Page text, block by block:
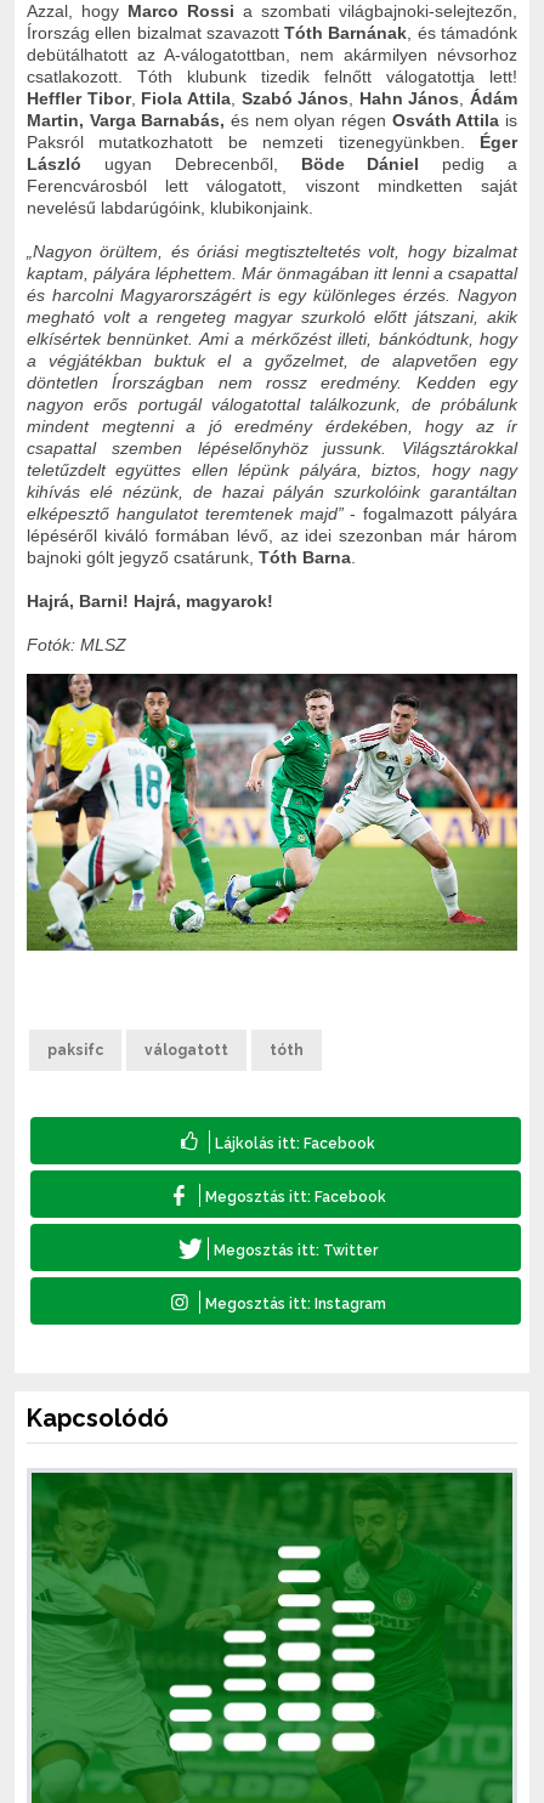
Azzal, hogy Marco Rossi a szombati világbajnoki-selejtezőn,
Írország ellen bizalmat szavazottTóth Barnának, és támadónk
debütálhatott az A-válogatottban, nem akármilyen névsorhoz
csatlakozott. Tóth klubunk tizedik felnőtt válogatottja lett!
Heffler Tibor, Fiola Attila, Szabó János, Hahn János, Ádám
Martin, Varga Barnabás,és nem olyan régen Osváth Attila is
Paksról mutatkozhatott be nemzeti tizenegyünkben. Éger
László ugyan Debrecenből, Böde Dániel pedig a
Ferencvárosból lett válogatott, viszont mindketten saját
nevelésű labdarúgóink, klubikonjaink.
„Nagyon örültem, és óriási megtiszteltetés volt, hogy bizalmat
kaptam, pályára léphettem. Már önmagában itt lenni a csapattal
és harcolni Magyarországért is egy különleges érzés. Nagyon
megható volt a rengeteg magyar szurkoló előtt játszani, akik
elkísértek bennünket. Ami a mérkőzést illeti, bánkódtunk, hogy
a végjátékban buktuk el a győzelmet, de alapvetően egy
döntetlen Írországban nem rossz eredmény. Kedden egy
nagyon erős portugál válogatottal találkozunk, de próbálunk
mindent megtenni a jó eredmény érdekében, hogy az ír
csapattal szemben lépéselőnyhöz jussunk. Világsztárokkal
teletűzdelt együttes ellen lépünk pályára, biztos, hogy nagy
kihívás elé nézünk, de hazai pályán szurkolóink garantáltan
elképesztő hangulatot teremtenek majd”- fogalmazott pályára
lépéséről kiváló formában lévő, az idei szezonban már három
bajnoki gólt jegyző csatárunk, Tóth Barna.
Hajrá, Barni! Hajrá, magyarok!
Fotók: MLSZ
paksifc válogatott tóth
Kapcsolódó